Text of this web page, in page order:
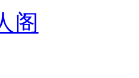
阁